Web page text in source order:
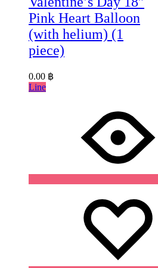
Pink Heart Balloon
(with helium) (1
piece)
0.00 ฿
Line